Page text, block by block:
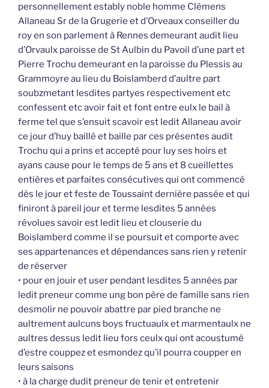
personnellement estably noble homme Clémens
Allaneau Sr de la Grugerie et d’Orveaux conseiller du
roy en son parlement à Rennes demeurant audit lieu
d’Orvaulx paroisse de St Aulbin du Pavoil d’une part et
Pierre Trochu demeurant en la paroisse du Plessis au
Grammoyre au lieu du Boislamberd d’aultre part
soubzmetant lesdites partyes respectivement etc
confessent etc avoir fait et font entre eulx le bail à
ferme tel que s’ensuit scavoir est ledit Allaneau avoir
ce jour d’huy baillé et baille par ces présentes audit
Trochu qui a prins et accepté pour luy ses hoirs et
ayans cause pour le temps de 5 ans et 8 cueillettes
entières et parfaites consécutives qui ont commencé
dès le jour et feste de Toussaint dernière passée et qui
finiront à pareil jour et terme lesdites 5 années
révolues savoir est ledit lieu et clouserie du
Boislamberd comme il se poursuit et comporte avec
ses appartenances et dépendances sans rien y retenir
de réserver
• pour en jouir et user pendant lesdites 5 années par
ledit preneur comme ung bon père de famille sans rien
desmolir ne pouvoir abattre par pied branche ne
aultrement aulcuns boys fructuaulx et marmentaulx ne
aultres dessus ledit lieu fors ceulx qui ont acoustumé
d’estre couppez et esmondez qu’il pourra coupper en
leurs saisons
• à la charge dudit preneur de tenir et entretenir